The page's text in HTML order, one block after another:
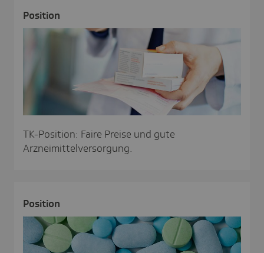
Posi­tion
TK-Position: Faire Preise und gute
Arzneimittelversorgung.
Posi­tion